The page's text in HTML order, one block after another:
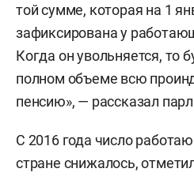
той сумме, которая на 1
зафиксирована у
Когда он увольняется, то
полном объеме всю
пенсию», — рассказал
С 2016 года число
стране снижалось,